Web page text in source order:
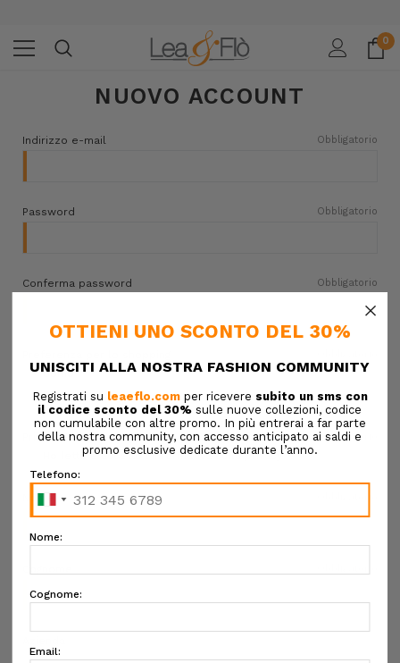
0
NUOVO ACCOUNT
Indirizzo e-mail Obbligatorio
Password Obbligatorio
Conferma password Obbligatorio
Uomo
Donna
Privacy Policy Obbligatorio
Ho letto e accetto l'informativa sulla privacy
×